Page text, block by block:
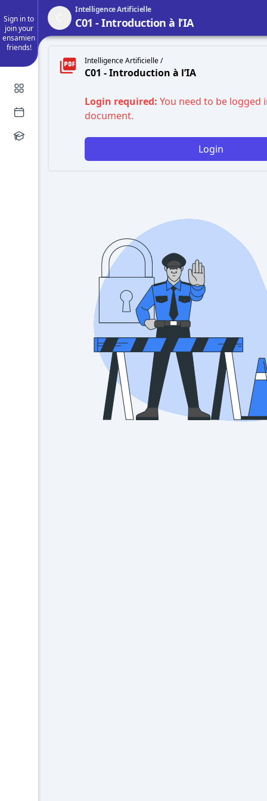
Sign in to
join your
ensamien
friends!
Intelligence Artificielle
C01 - Introduction à l’IA
Intelligence Artificielle /
C01 - Introduction à l’IA
Login required: You need to be logged
document.
Login